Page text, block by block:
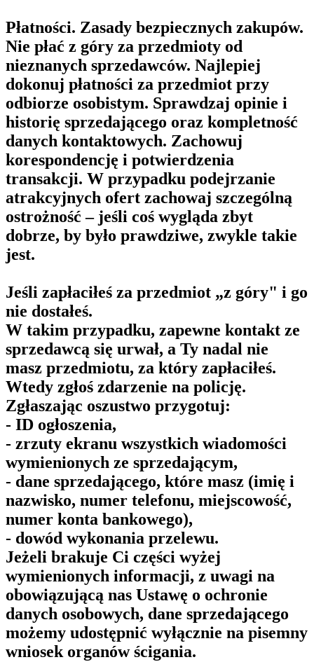
Płatności. Zasady bezpiecznych zakupów.
Nie płać z góry za przedmioty od
nieznanych sprzedawców. Najlepiej
dokonuj płatności za przedmiot przy
odbiorze osobistym. Sprawdzaj opinie i
historię sprzedającego oraz kompletność
danych kontaktowych. Zachowuj
korespondencję i potwierdzenia
transakcji. W przypadku podejrzanie
atrakcyjnych ofert zachowaj szczególną
ostrożność – jeśli coś wygląda zbyt
dobrze, by było prawdziwe, zwykle takie
jest.
Jeśli zapłaciłeś za przedmiot „z góry" i go
nie dostałeś.
W takim przypadku, zapewne kontakt ze
sprzedawcą się urwał, a Ty nadal nie
masz przedmiotu, za który zapłaciłeś.
Wtedy zgłoś zdarzenie na policję.
Zgłaszając oszustwo przygotuj:
- ID ogłoszenia,
- zrzuty ekranu wszystkich wiadomości
wymienionych ze sprzedającym,
- dane sprzedającego, które masz (imię i
nazwisko, numer telefonu, miejscowość,
numer konta bankowego),
- dowód wykonania przelewu.
Jeżeli brakuje Ci części wyżej
wymienionych informacji, z uwagi na
obowiązującą nas Ustawę o ochronie
danych osobowych, dane sprzedającego
możemy udostępnić wyłącznie na pisemny
wniosek organów ścigania.